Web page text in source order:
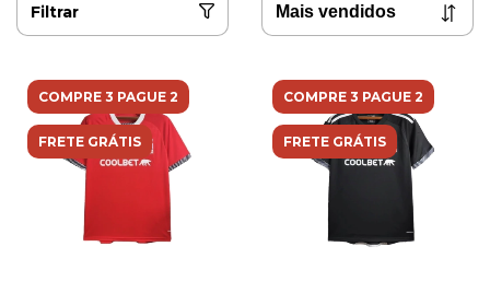
Filtrar
COMPRE 3 PAGUE 2
FRETE GRÁTIS
COMPRE 3 PAGUE 2
FRETE GRÁTIS